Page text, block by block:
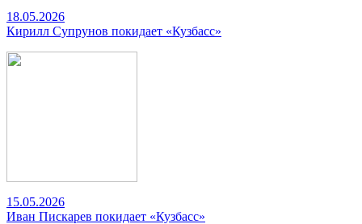
18.05.2026
Кирилл Супрунов покидает «Кузбасс»
15.05.2026
Иван Пискарев покидает «Кузбасс»